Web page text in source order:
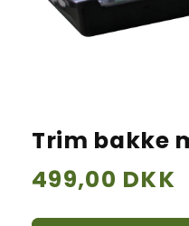
Trim bakke
Normalpris
499,00 DKK